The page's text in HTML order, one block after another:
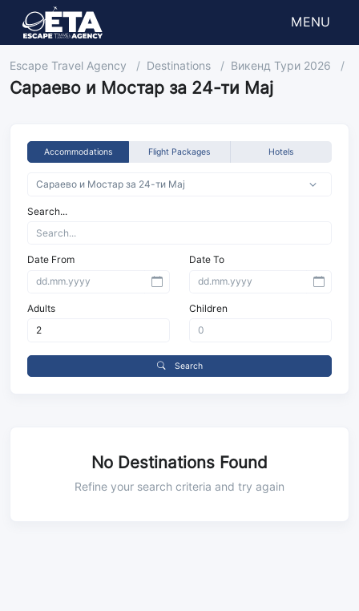
MENU
Сараево и Мостар за 24-ти Мај
Escape Travel Agency Destinations Викенд Тури 2026
Accommodations Flight Packages Hotels
Search...
Date From Date To
Adults Children
Search
No Destinations Found
Refine your search criteria and try again